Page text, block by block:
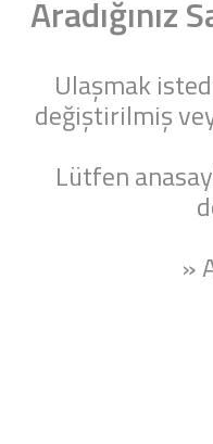
Aradığınız
Ulaşmak
değiştirilmiş
Lütfen
»